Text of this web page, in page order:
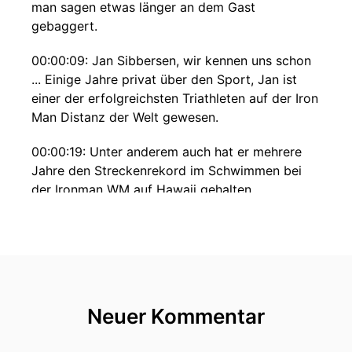
man sagen etwas länger an dem Gast
gebaggert.
00:00:09: Jan Sibbersen, wir kennen uns schon
... Einige Jahre privat über den Sport, Jan ist
einer der erfolgreichsten Triathleten auf der Iron
Man Distanz der Welt gewesen.
00:00:19: Unter anderem auch hat er mehrere
Jahre den Streckenrekord im Schwimmen bei
der Ironman WM auf Hawaii gehalten.
Neuer Kommentar